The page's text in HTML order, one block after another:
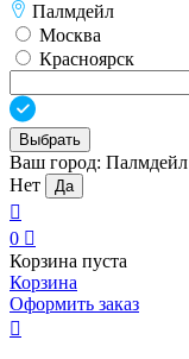
Палмдейл
Москва
Красноярск
Выбрать
Ваш город: Палмдейл
Нет
Да

0 
Корзина пуста
Корзина
Оформить заказ
